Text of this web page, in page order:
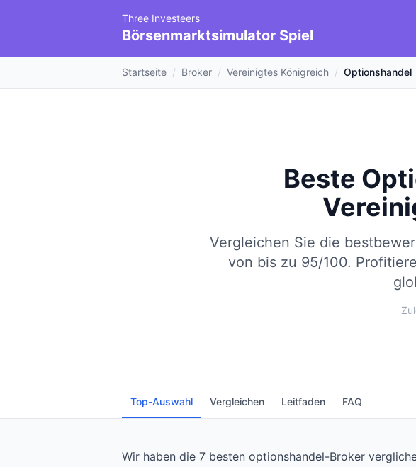
Three Investeers
Börsenmarktsimulator Spiel
Startseite / Broker / Vereinigtes Königreich / Optionshandel
Beste
Vergleichen Sie die
von bis zu 95/100.
Top-Auswahl Vergleichen Leitfaden FAQ
Wir haben die 7 besten optionshandel-Broker